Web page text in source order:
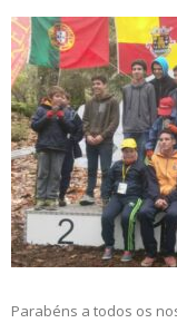
Parabéns a todos os